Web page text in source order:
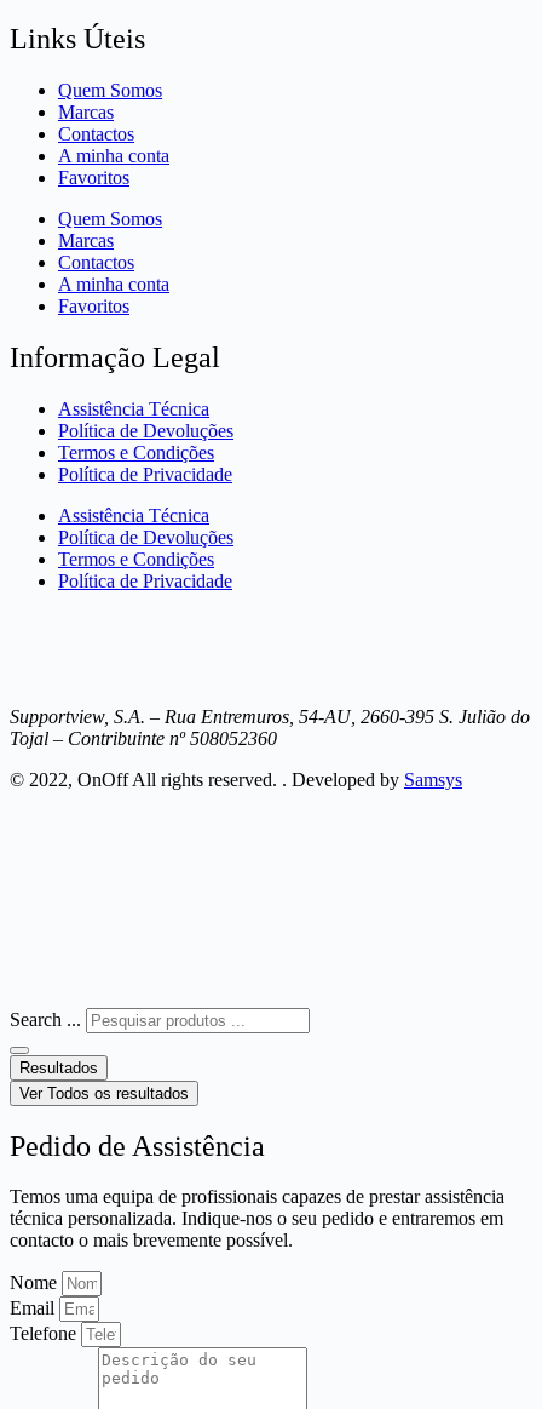
Links Úteis
Quem Somos
Marcas
Contactos
A minha conta
Favoritos
Quem Somos
Marcas
Contactos
A minha conta
Favoritos
Informação Legal
Assistência Técnica
Política de Devoluções
Termos e Condições
Política de Privacidade
Assistência Técnica
Política de Devoluções
Termos e Condições
Política de Privacidade
Supportview, S.A. – Rua Entremuros, 54-AU, 2660-395 S. Julião do
Tojal – Contribuinte nº 508052360
© 2022, OnOff All rights reserved. . Developed by Samsys
Search ...
Resultados
Ver Todos os resultados
Pedido de Assistência
Temos uma equipa de profissionais capazes de prestar assistência
técnica personalizada. Indique-nos o seu pedido e entraremos em
contacto o mais brevemente possível.
Nome
Email
Telefone